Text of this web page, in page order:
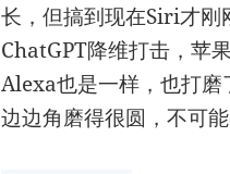
长，但搞到现在Siri才刚
ChatGPT降维打击，苹
Alexa也是一样，也打磨
边边角磨得很圆，不可